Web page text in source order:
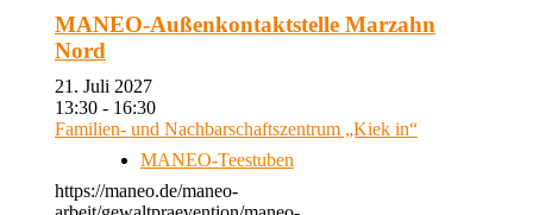
MANEO-Außenkontaktstelle Marzahn
Nord
21. Juli 2027
13:30 - 16:30
Familien- und Nachbarschaftszentrum „Kiek in“
MANEO-Teestuben
https://maneo.de/maneo-